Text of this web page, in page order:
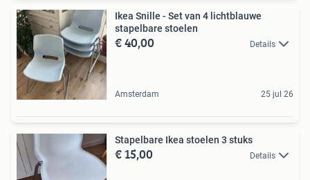
Ikea Snille - Set van 4 lichtblauwe
stapelbare stoelen
€ 40,00 Details
Amsterdam 25 jul 26
Stapelbare Ikea stoelen 3 stuks
€ 15,00 Details